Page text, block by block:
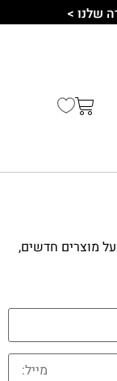
שלנו >
על מוצרים חדשים,